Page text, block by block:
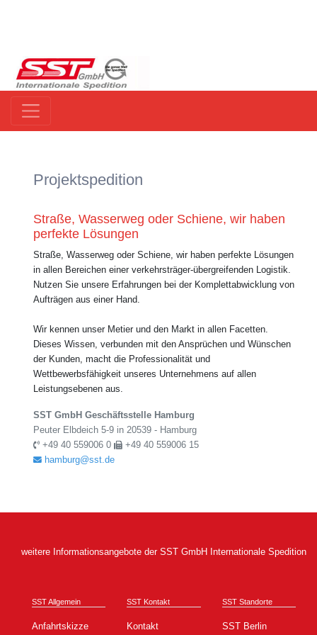
Projektspedition
Straße, Wasserweg oder Schiene, wir haben
perfekte Lösungen
Straße, Wasserweg oder Schiene, wir haben perfekte Lösungen
in allen Bereichen einer verkehrsträger-übergreifenden Logistik.
Nutzen Sie unsere Erfahrungen bei der Komplettabwicklung von
Aufträgen aus einer Hand.
Wir kennen unser Metier und den Markt in allen Facetten.
Dieses Wissen, verbunden mit den Ansprüchen und Wünschen
der Kunden, macht die Professionalität und
Wettbewerbsfähigkeit unseres Unternehmens auf allen
Leistungsebenen aus.
SST GmbH Geschäftsstelle Hamburg
Peuter Elbdeich 5-9 in 20539 - Hamburg
+49 40 559006 0
+49 40 559006 15
hamburg@sst.de
weitere Informationsangebote der SST GmbH Internationale Spedition
SST Allgemein
Anfahrtskizze
SST Kontakt
Kontakt
SST Standorte
SST Berlin